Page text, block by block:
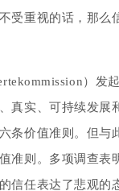
受重视的话，那么
）发
真实、可持续发展
条价值准则。但与
准则。多项调查表
信任表达了悲观的